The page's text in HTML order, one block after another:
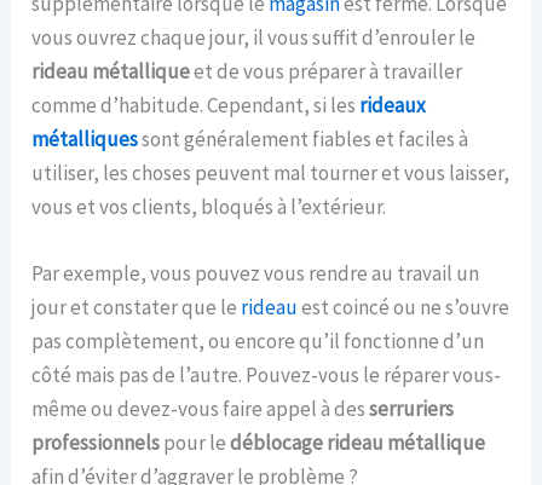
vous ouvrez chaque jour, il vous suffit d’enrouler le
rideau métalliqueet de vous préparer à travailler
comme d’habitude. Cependant, si les rideaux
métalliquessont généralement fiables et faciles à
utiliser, les choses peuvent mal tourner et vous laisser,
vous et vos clients, bloqués à l’extérieur.
Par exemple, vous pouvez vous rendre au travail un
jour et constater que le rideauest coincé ou ne s’ouvre
pas complètement, ou encore qu’il fonctionne d’un
côté mais pas de l’autre. Pouvez-vous le réparer vous-
même ou devez-vous faire appel à desserruriers
professionnelspour ledéblocage rideau métallique
afin d’éviter d’aggraver le problème ?